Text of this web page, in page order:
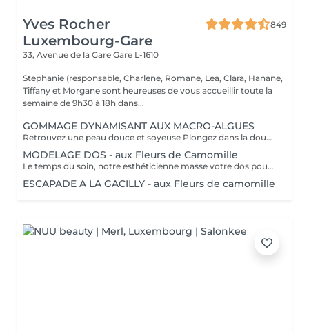
Yves Rocher
Luxembourg-Gare
849
33, Avenue de la Gare Gare L-1610
Stephanie (responsable, Charlene, Romane, Lea, Clara, Hanane,
Tiffany et Morgane sont heureuses de vous accueillir toute la
semaine de 9h30 à 18h dans...
GOMMAGE DYNAMISANT AUX MACRO-ALGUES
Retrouvez une peau douce et soyeuse Plongez dans la douceur tropicale dIndonésie à travers les notes épicées des huiles essentielles de Girofle et de Muscade. Ce gommage aux effluves chauds et naturels vous transporte tout en exfoliant délicatement votre peau : elle est douce, lumineuse et satinée.
MODELAGE DOS - aux Fleurs de Camomille
Le temps du soin, notre esthéticienne masse votre dos pour un confort sans précédent.
ESCAPADE A LA GACILLY - aux Fleurs de camomille